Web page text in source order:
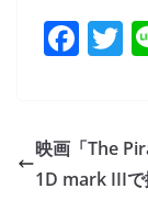
F
e
b
T
映画「The
1D mark IIIで